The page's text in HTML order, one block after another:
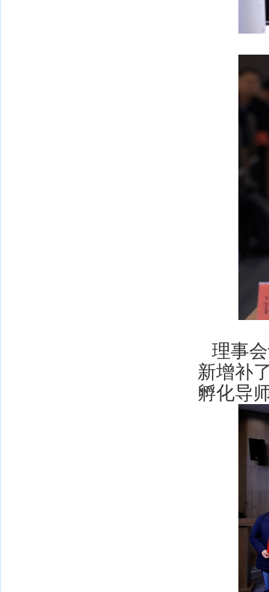
理事
新增补
孵化导